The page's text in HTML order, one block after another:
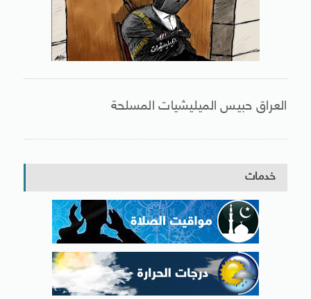
العراق حبيس الميليشيات المسلحة
خدمات